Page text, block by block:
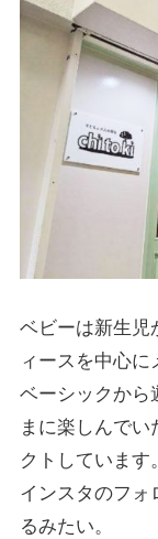
ベビーは新生児
ィースを中心に
ベーシックから
まに楽しんで
クトしています。
インスタのフォ
るみたい。